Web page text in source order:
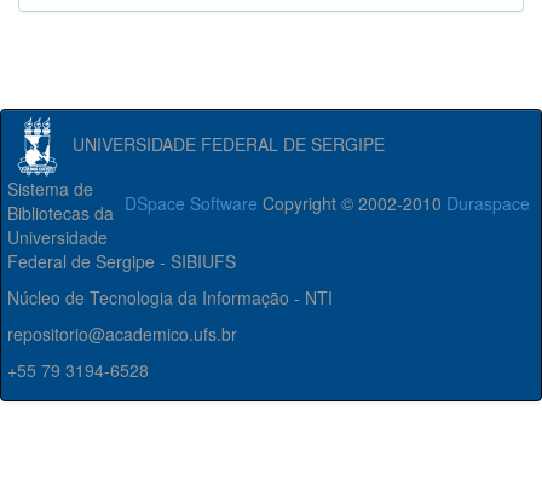
UNIVERSIDADE FEDERAL DE SERGIPE
DSpace Software Copyright © 2002-2010 Duraspace
Sistema de
Bibliotecas da
Universidade
Federal de Sergipe - SIBIUFS
Núcleo de Tecnologia da Informação - NTI
repositorio@academico.ufs.br
+55 79 3194-6528